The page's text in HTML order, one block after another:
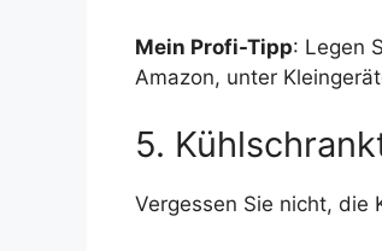
Mein Profi-Tipp: Legen
Amazon, unter
5.
Vergessen Sie nicht, die